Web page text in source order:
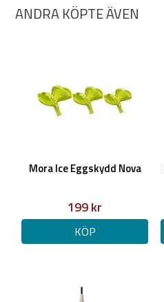
ANDRA KÖPTE ÄVEN
Mora Ice Eggskydd Nova
199 kr
KÖP